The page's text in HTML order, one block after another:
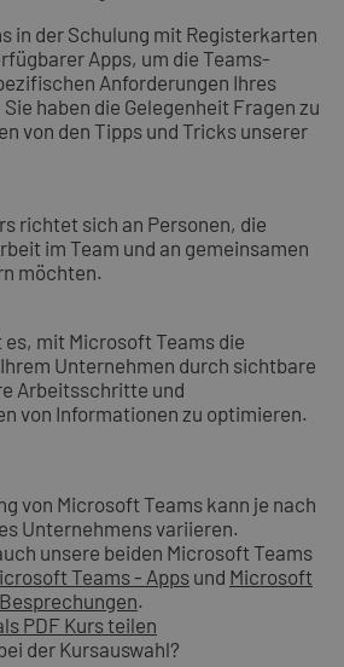
in der Schulung mit Registerkarten
Apps, um die Teams-
Anforderungen Ihres
haben die Gelegenheit Fragen zu
von den Tipps und Tricks unserer
richtet sich an Personen, die
im Team und an gemeinsamen
möchten.
es, mit Microsoft Teams die
Unternehmen durch sichtbare
Arbeitsschritte und
von Informationen zu optimieren.
von Microsoft Teams kann je nach
Unternehmens variieren.
unsere beiden Microsoft Teams
Teams - Appsund Microsoft
.
PDF Kurs teilen
der Kursauswahl?